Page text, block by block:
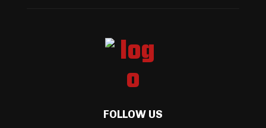
FOLLOW US